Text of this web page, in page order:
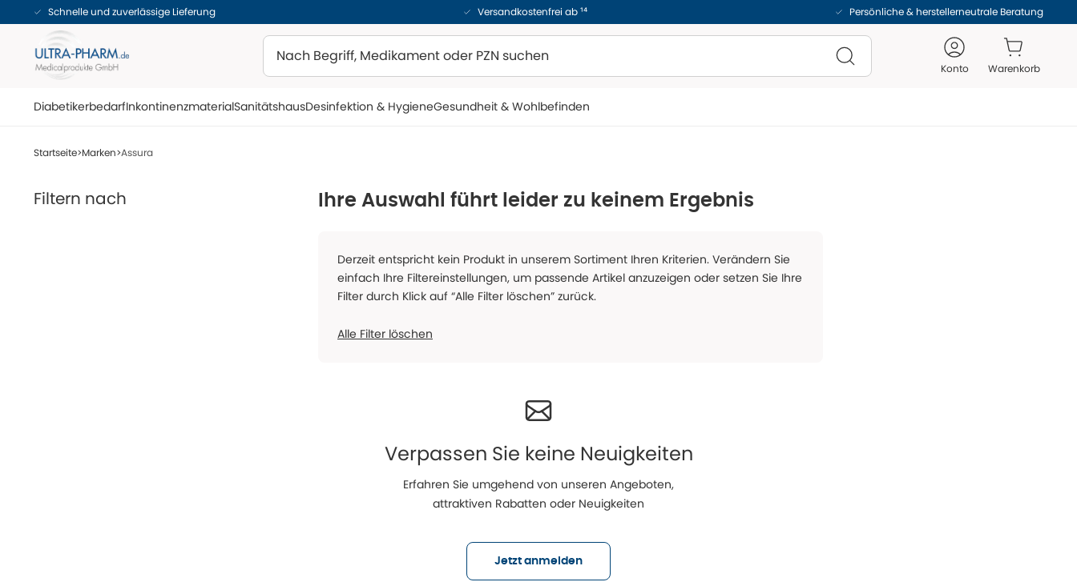
Schnelle und zuverlässige Lieferung Versandkostenfrei ab ¹⁴ Persönliche & herstellerneutrale Beratung
Konto Warenkorb
DiabetikerbedarfInkontinenzmaterialSanitätshausDesinfektion & HygieneGesundheit & Wohlbefinden
Startseite Marken Assura
Filtern nach Ihre Auswahl führt leider zu keinem Ergebnis
Derzeit entspricht kein Produkt in unserem Sortiment Ihren Kriterien. Verändern Sie
einfach Ihre Filtereinstellungen, um passende Artikel anzuzeigen oder setzen Sie Ihre
Filter durch Klick auf “Alle Filter löschen” zurück.
Alle Filter löschen
Verpassen Sie keine Neuigkeiten
Erfahren Sie umgehend von unseren Angeboten,
attraktiven Rabatten oder Neuigkeiten
Jetzt anmelden